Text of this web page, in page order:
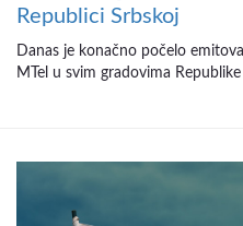
Republici Srbskoj
Danas je konačno počelo
MTel u svim gradovima Republike